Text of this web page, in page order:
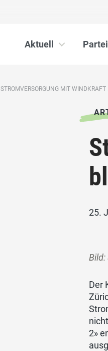
Aktuell Partei
STROMVERSORGUNG MIT WINDKRAFT
25.
Bild:
Der
2»